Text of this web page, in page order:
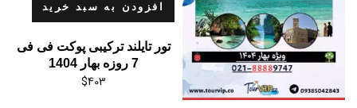
افزودن به سبد خرید
تور تایلند ترکیبی پوکت فی فی
7 روزه بهار 1404
$403